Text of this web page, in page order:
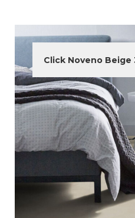
Click Noveno Beige